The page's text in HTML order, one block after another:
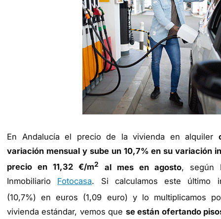
En Andalucía el precio de la vivienda en alquiler
variación mensual y sube un 10,7% en su variación
precio en 11,32 €/m2 al mes en agosto, según
Inmobiliario Fotocasa. Si calculamos este último
(10,7%) en euros (1,09 euro) y lo multiplicamos
vivienda estándar, vemos que se están ofertando